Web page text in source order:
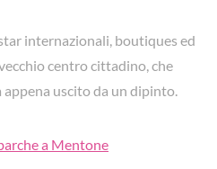
internazionali, boutiques ed
centro cittadino, che
uscito da un dipinto.
a Mentone